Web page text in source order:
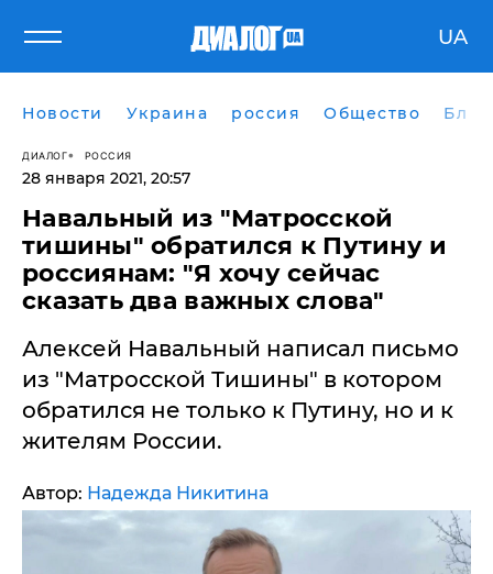
UA
Новости Украина россия Общество
ДИАЛОГ РОССИЯ
28 января 2021, 20:57
Навальный из "Матросской
тишины" обратился к Путину и
россиянам: "Я хочу сейчас
сказать два важных слова"
Алексей Навальный написал письмо
из "Матросской Тишины" в котором
обратился не только к Путину, но и к
жителям России.
Автор: Надежда Никитина